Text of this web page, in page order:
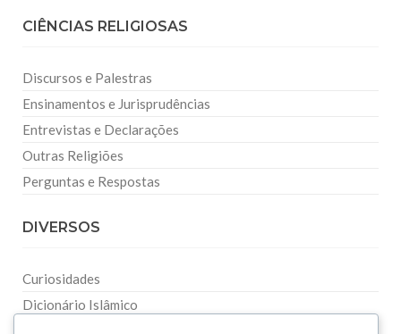
CIÊNCIAS RELIGIOSAS
Discursos e Palestras
Ensinamentos e Jurisprudências
Entrevistas e Declarações
Outras Religiões
Perguntas e Respostas
DIVERSOS
Curiosidades
Dicionário Islâmico